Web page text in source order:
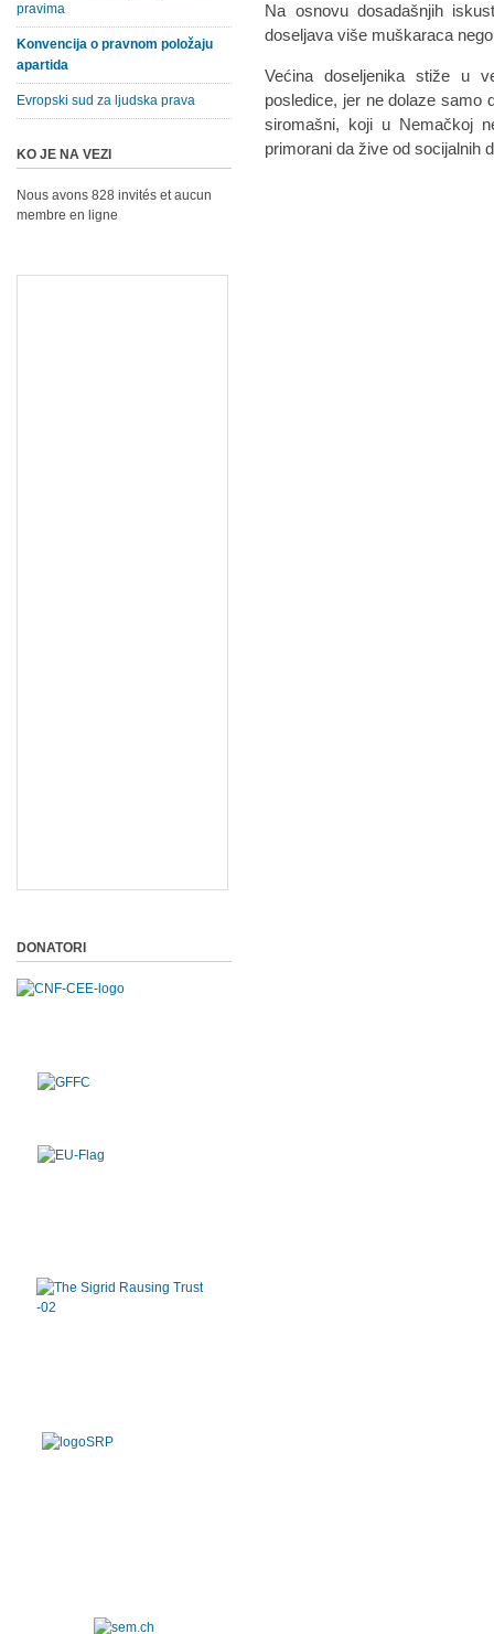
Na osnovu dosadašnjih
doseljava više muškaraca
Većina doseljenika stiže u
posledice, jer ne dolaze samo
siromašni, koji u Nemačkoj
primorani da žive od socijalnih
pravima
Konvencija o pravnom položaju
apartida
Evropski sud za ljudska prava
KO JE NA VEZI
Nous avons 828 invités et aucun
membre en ligne
DONATORI